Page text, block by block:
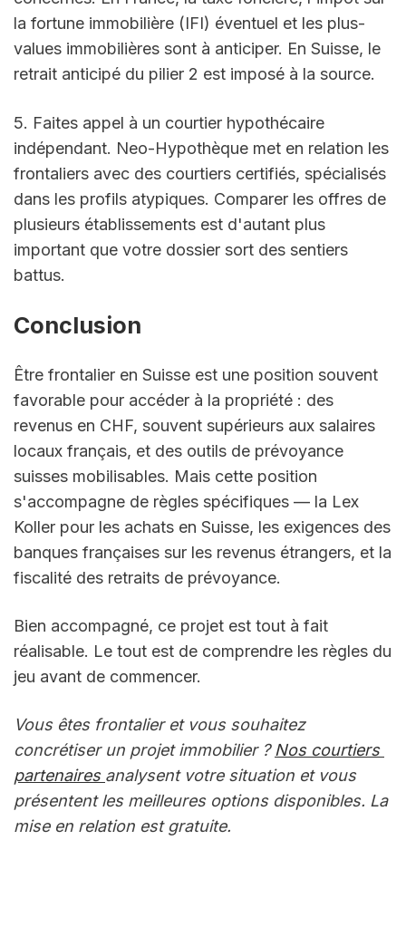
la fortune immobilière (IFI) éventuel et les plus-
values immobilières sont à anticiper. En Suisse, le
retrait anticipé du pilier 2 est imposé à la source.
5. Faites appel à un courtier hypothécaire
indépendant. Neo-Hypothèque met en relation les
frontaliers avec des courtiers certifiés, spécialisés
dans les profils atypiques. Comparer les offres de
plusieurs établissements est d'autant plus
important que votre dossier sort des sentiers
battus.
Conclusion
Être frontalier en Suisse est une position souvent
favorable pour accéder à la propriété : des
revenus en CHF, souvent supérieurs aux salaires
locaux français, et des outils de prévoyance
suisses mobilisables. Mais cette position
s'accompagne de règles spécifiques — la Lex
Koller pour les achats en Suisse, les exigences des
banques françaises sur les revenus étrangers, et la
fiscalité des retraits de prévoyance.
Bien accompagné, ce projet est tout à fait
réalisable. Le tout est de comprendre les règles du
jeu avant de commencer.
Vous êtes frontalier et vous souhaitez
concrétiser un projet immobilier ? Nos courtiers
partenaires analysent votre situation et vous
présentent les meilleures options disponibles. La
mise en relation est gratuite.